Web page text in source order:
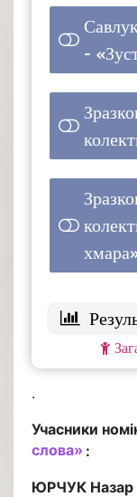
-
.
Учасники
слова» :
ЮРЧУК